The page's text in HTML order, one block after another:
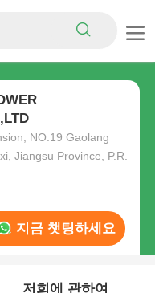
NO.19 Gaolang
Jiangsu Province, P.R.
지금 챗팅하세요
저희에 관하여